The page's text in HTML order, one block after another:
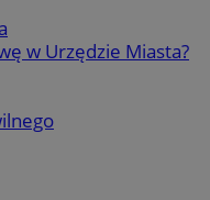
w Urzędzie Miasta?